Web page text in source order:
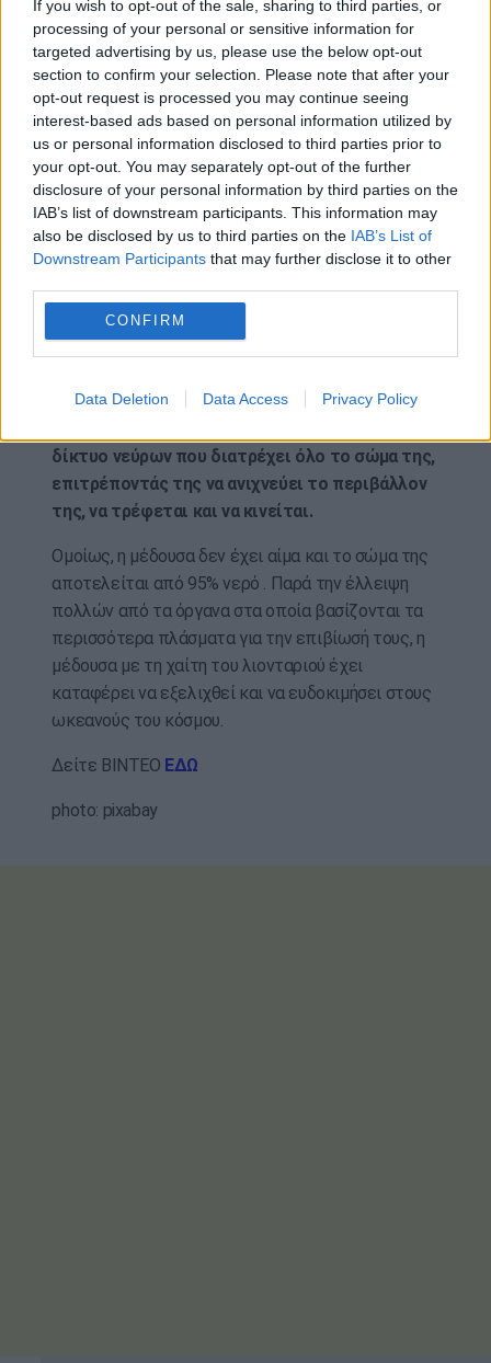
If you wish to opt-out of the sale, sharing to third parties, or
processing of your personal or sensitive information for
targeted advertising by us, please use the below opt-out
section to confirm your selection. Please note that after your
opt-out request is processed you may continue seeing
interest-based ads based on personal information utilized by
us or personal information disclosed to third parties prior to
your opt-out. You may separately opt-out of the further
disclosure of your personal information by third parties on the
IAB’s list of downstream participants. This information may
also be disclosed by us to third parties on the IAB’s List of
Downstream Participants that may further disclose it to other
CONFIRM
Data Deletion Data Access Privacy Policy
συχνά βιώνουν επώδυνα τσιμπήματα, τα οποία
μπορεί να προκαλέσουν συμπτώματα όπως
κάψιμο, πρήξιμο και έντονο πόνο. Σε σπάνιες
περιπτώσεις, τα τσιμπήματα μπορεί να
απαιτούν ιατρική φροντίδα, ειδικά εάν
οδηγήσουν σε ναυτία, εφίδρωση ή κράμπες στο
στομάχι. Είναι σημαντικό να αποφεύγετε να
αγγίζετε τα αποκολλημένα πλοκάμια, καθώς
μπορεί να συνεχίσουν να τσιμπούν ακόμα και
μετά τον διαχωρισμό τους από τις μέδουσες .
Μία από τις πιο ενδιαφέρουσες πτυχές της
μέδουσας με τη χαίτη του λιονταριού είναι ότι
ωστόσο ευδοκιμεί χωρίς αυτά τα όργανα. Αντί
δίκτυο νεύρων που διατρέχει όλο το σώμα της,
επιτρέποντάς της να ανιχνεύει το περιβάλλον
της, να τρέφεται και να κινείται.
Ομοίως, η μέδουσα δεν έχει αίμα και το σώμα της
αποτελείται από 95% νερό . Παρά την έλλειψη
πολλών από τα όργανα στα οποία βασίζονται τα
περισσότερα πλάσματα για την επιβίωσή τους, η
μέδουσα με τη χαίτη του λιονταριού έχει
καταφέρει να εξελιχθεί και να ευδοκιμήσει στους
ωκεανούς του κόσμου.
Δείτε ΒΙΝΤΕΟ ΕΔΩ
photo: pixabay